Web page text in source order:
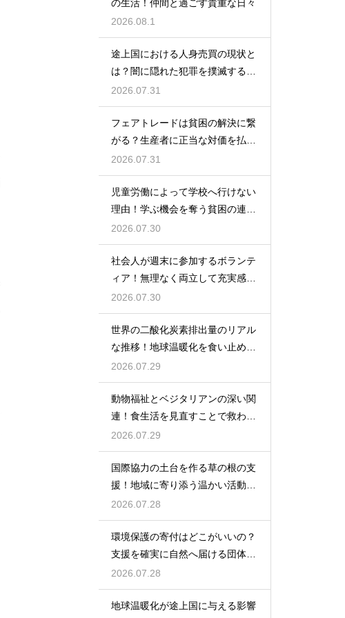
の生活！仲間と過ごす貴重な日々
2026.08.1
途上国における人身売買の現状と
は？闇に隠れた犯罪を撲滅する第
一歩
2026.07.31
フェアトレードは貧困の解決に繋
がる？生産者に正当な対価を払い
搾取を防ぐ
2026.07.31
児童労働によって学校へ行けない
理由！学ぶ機会を奪う貧困の連鎖
を断ち切る
2026.07.30
社会人が週末に参加するボランテ
ィア！無理なく両立して充実感を
得る法
2026.07.30
世界の二酸化炭素排出量のリアル
な推移！地球温暖化を食い止める
方策
2026.07.29
動物福祉とベジタリアンの深い関
連！食生活を見直すことで救われ
る命とは
2026.07.29
国際協力の土台を作る草の根の支
援！地域に寄り添う温かい活動の
輪
2026.07.28
環境保護の寄付はどこがいいの？
支援を確実に自然へ届ける団体の
選び方
2026.07.28
地球温暖化が途上国に与える影響